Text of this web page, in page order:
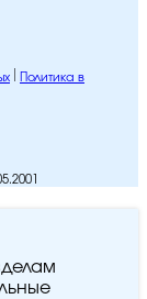
Политика в